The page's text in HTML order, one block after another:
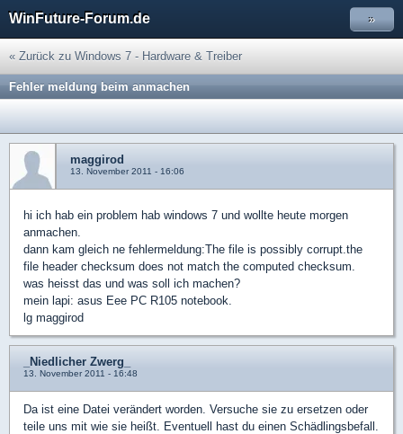
WinFuture-Forum.de »
« Zurück zu Windows 7 - Hardware & Treiber
Fehler meldung beim anmachen
maggirod
13. November 2011 - 16:06
hi ich hab ein problem hab windows 7 und wollte heute morgen
anmachen.
dann kam gleich ne fehlermeldung:The file is possibly corrupt.the
file header checksum does not match the computed checksum.
was heisst das und was soll ich machen?
mein lapi: asus Eee PC R105 notebook.
lg maggirod
_Niedlicher Zwerg_
13. November 2011 - 16:48
Da ist eine Datei verändert worden. Versuche sie zu ersetzen oder
teile uns mit wie sie heißt. Eventuell hast du einen Schädlingsbefall.